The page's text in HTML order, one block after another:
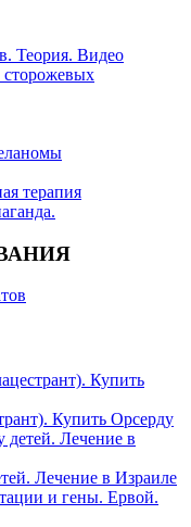
Теория. Видео
терапия
Купить
Купить Орсерду
детей. Лечение в
Лечение в Израиле
и гены. Ервой.